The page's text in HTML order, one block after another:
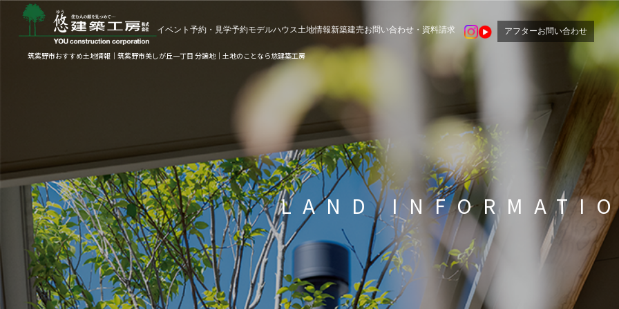
イベント予約・見学予約モデルハウス 土地情報新築建売お問い合わせ・資料請求 アフターお問い合わせ
筑紫野市おすすめ土地情報｜筑紫野市美しが丘一丁目 分譲地｜土地のことなら悠建築工房
LAND